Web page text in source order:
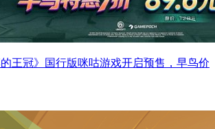
的王冠》国行版咪咕游戏开启预售，早鸟价